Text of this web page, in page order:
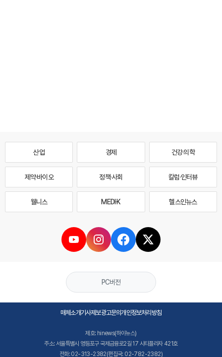
산업 경제 건강·의학
제약·바이오 정책·사회 칼럼·인터뷰
웰니스 MEDI·K 헬스인뉴스
PC버전
매체소개기사제보광고문의개인정보처리방침
제호: hinews(하이뉴스)
주소: 서울특별시 영등포구 국제금융로2길 17 시티플라자 421호
전화: 02-313-2382(편집국: 02-782-2382)